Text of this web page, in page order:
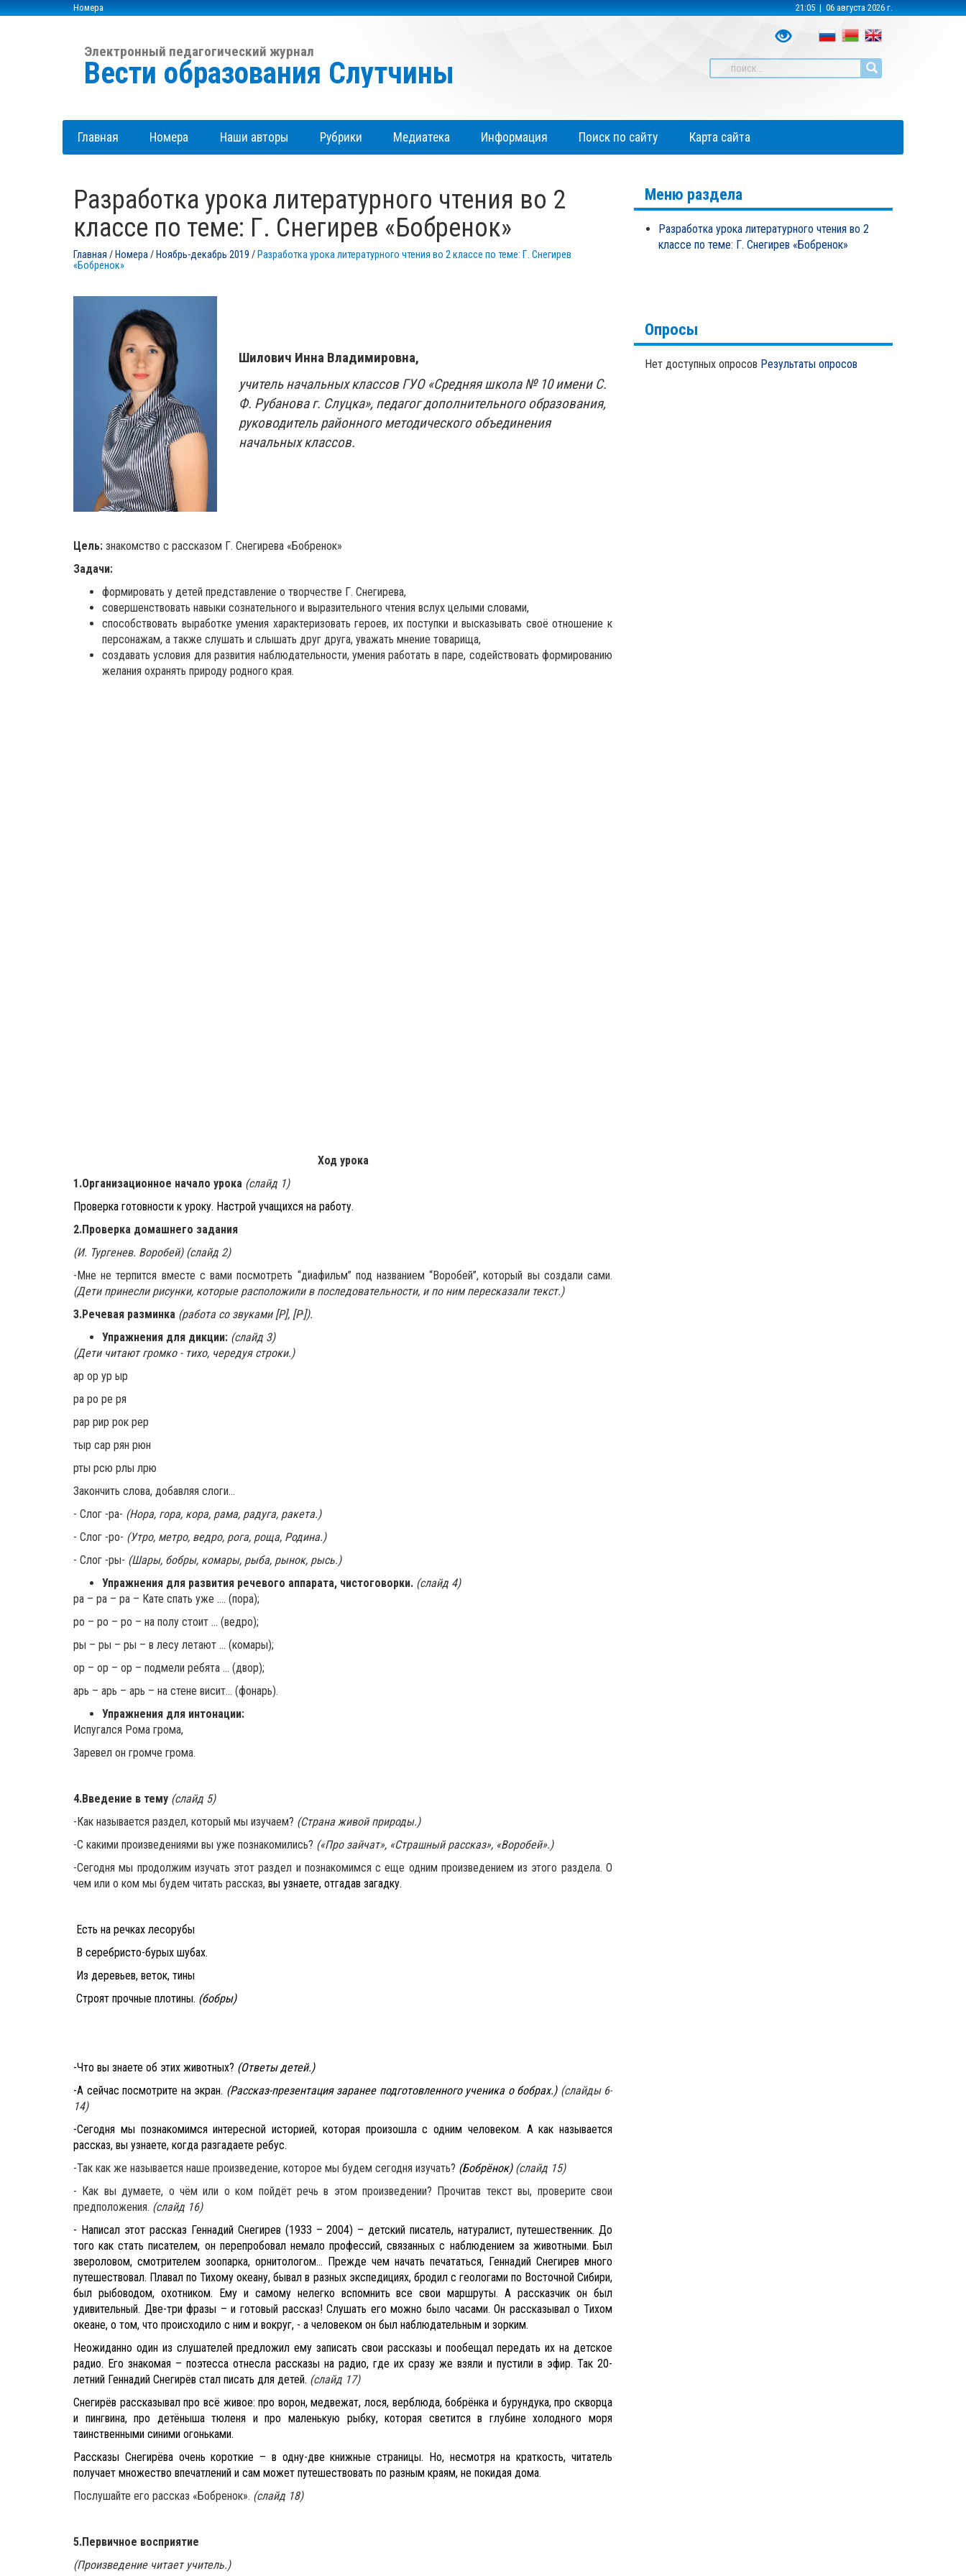
Номера 21:05 | 06 августа 2026 г.
Электронный педагогический журнал
Вести образования Слутчины
Главная Номера Наши авторы Рубрики Медиатека Информация Поиск по сайту Карта сайта
Разработка урока литературного чтения во 2
классе по теме: Г. Снегирев «Бобренок»
Главная / Номера/ Ноябрь-декабрь 2019 / Разработка урока литературного чтения во 2 классе по теме: Г. Снегирев
«Бобренок»
Шилович Инна Владимировна,
учитель начальных классов ГУО «Средняя школа № 10 имени С.
Ф. Рубанова г. Слуцка», педагог дополнительного образования,
руководитель районного методического объединения
начальных классов.
Цель: знакомство с рассказом Г. Снегирева «Бобренок»
Задачи:
формировать у детей представление о творчестве Г. Снегирева,
совершенствовать навыки сознательного и выразительного чтения вслух целыми словами,
способствовать выработке умения характеризовать героев, их поступки и высказывать своё отношение к
персонажам, а также слушать и слышать друг друга, уважать мнение товарища,
создавать условия для развития наблюдательности, умения работать в паре, содействовать формированию
желания охранять природу родного края.
Ход урока
1.Организационное начало урока (слайд 1)
Проверка готовности к уроку. Настрой учащихся на работу.
2.Проверка домашнего задания
(И. Тургенев. Воробей) (слайд 2)
-Мне не терпится вместе с вами посмотреть “диафильм” под названием “Воробей”, который вы создали сами.
(Дети принесли рисунки, которые расположили в последовательности, и по ним пересказали текст.)
3.Речевая разминка (работа со звуками [Р], [Р,]).
Упражнения для дикции: (слайд 3)
(Дети читают громко - тихо, чередуя строки.)
ар ор ур ыр
ра ро ре ря
рар рир рок рер
тыр сар рян рюн
рты рсю рлы лрю
Закончить слова, добавляя слоги…
- Слог -ра- (Нора, гора, кора, рама, радуга, ракета.)
- Слог -ро- (Утро, метро, ведро, рога, роща, Родина.)
- Слог -ры- (Шары, бобры, комары, рыба, рынок, рысь.)
Упражнения для развития речевого аппарата, чистоговорки. (слайд 4)
ра – ра – ра – Кате спать уже …. (пора);
ро – ро – ро – на полу стоит … (ведро);
ры – ры – ры – в лесу летают … (комары);
ор – ор – ор – подмели ребята … (двор);
арь – арь – арь – на стене висит… (фонарь).
Упражнения для интонации:
Испугался Рома грома,
Заревел он громче грома.
4.Введение в тему (слайд 5)
-Как называется раздел, который мы изучаем? (Страна живой природы.)
-С какими произведениями вы уже познакомились? («Про зайчат», «Страшный рассказ», «Воробей».)
-Сегодня мы продолжим изучать этот раздел и познакомимся с еще одним произведением из этого раздела. О
чем или о ком мы будем читать рассказ, вы узнаете, отгадав загадку.
Есть на речках лесорубы
В серебристо-бурых шубах.
Из деревьев, веток, тины
Строят прочные плотины. (бобры)
-Что вы знаете об этих животных? (Ответы детей.)
-А сейчас посмотрите на экран. (Рассказ-презентация заранее подготовленного ученика о бобрах.) (слайды 6-
14)
-Сегодня мы познакомимся интересной историей, которая произошла с одним человеком. А как называется
рассказ, вы узнаете, когда разгадаете ребус.
-Так как же называется наше произведение, которое мы будем сегодня изучать? (Бобрёнок) (слайд 15)
- Как вы думаете, о чём или о ком пойдёт речь в этом произведении? Прочитав текст вы, проверите свои
предположения. (слайд 16)
- Написал этот рассказ Геннадий Снегирев (1933 – 2004) – детский писатель, натуралист, путешественник. До
того как стать писателем, он перепробовал немало профессий, связанных с наблюдением за животными. Был
звероловом, смотрителем зоопарка, орнитологом... Прежде чем начать печататься, Геннадий Снегирев много
путешествовал. Плавал по Тихому океану, бывал в разных экспедициях, бродил с геологами по Восточной Сибири,
был рыбоводом, охотником. Ему и самому нелегко вспомнить все свои маршруты. А рассказчик он был
удивительный. Две-три фразы – и готовый рассказ! Слушать его можно было часами. Он рассказывал о Тихом
океане, о том, что происходило с ним и вокруг, - а человеком он был наблюдательным и зорким.
Неожиданно один из слушателей предложил ему записать свои рассказы и пообещал передать их на детское
радио. Его знакомая – поэтесса отнесла рассказы на радио, где их сразу же взяли и пустили в эфир. Так 20-
летний Геннадий Снегирёв стал писать для детей. (слайд 17)
Снегирёв рассказывал про всё живое: про ворон, медвежат, лося, верблюда, бобрёнка и бурундука, про скворца
и пингвина, про детёныша тюленя и про маленькую рыбку, которая светится в глубине холодного моря
таинственными синими огоньками.
Рассказы Снегирёва очень короткие – в одну-две книжные страницы. Но, несмотря на краткость, читатель
получает множество впечатлений и сам может путешествовать по разным краям, не покидая дома.
Послушайте его рассказ «Бобренок». (слайд 18)
5.Первичное восприятие
(Произведение читает учитель.)
Меню раздела
Разработка урока литературного чтения во 2
классе по теме: Г. Снегирев «Бобренок»
Опросы
Нет доступных опросов Результаты опросов